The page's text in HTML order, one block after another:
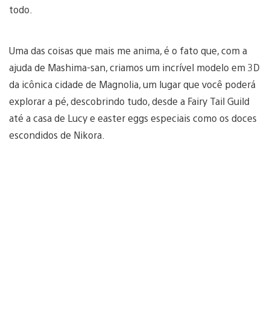
todo.
Uma das coisas que mais me anima, é o fato que, com a
ajuda de Mashima-san, criamos um incrível modelo em 3D
da icônica cidade de Magnolia, um lugar que você poderá
explorar a pé, descobrindo tudo, desde a Fairy Tail Guild
até a casa de Lucy e easter eggs especiais como os doces
escondidos de Nikora.